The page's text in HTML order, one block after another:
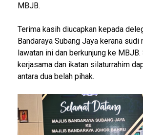
MBJB.
Terima kasih diucapkan kepada
Bandaraya Subang Jaya kerana
lawatan ini dan berkunjung ke
kerjasama dan ikatan silaturrahim
antara dua belah pihak.
Image